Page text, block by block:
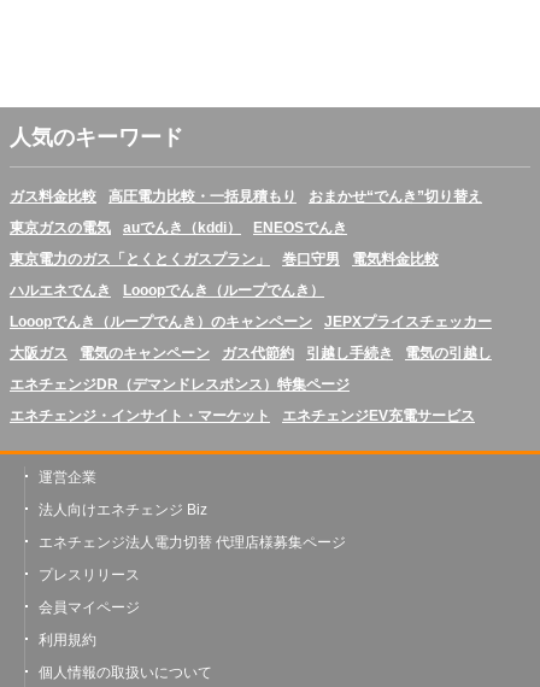
人気のキーワード
ガス料金比較 高圧電力比較・一括見積もり
おまかせ“でんき”切り替え
東京ガスの電気
auでんき（kddi）
ENEOSでんき
東京電力のガス「とくとくガスプラン」
巻口守男
電気料金比較
ハルエネでんき
Looopでんき（ループでんき）
Looopでんき（ループでんき）のキャンペーン
JEPXプライスチェッカー
大阪ガス
電気のキャンペーン ガス代節約 引越し手続き
電気の引越し
エネチェンジDR（デマンドレスポンス）特集ページ
エネチェンジ・インサイト・マーケット
エネチェンジEV充電サービス
運営企業
法人向けエネチェンジ Biz
エネチェンジ法人電力切替 代理店様募集ページ
プレスリリース
会員マイページ
利用規約
個人情報の取扱いについて